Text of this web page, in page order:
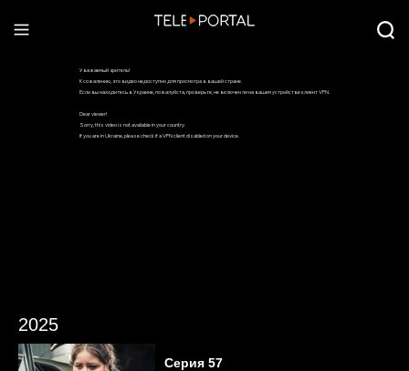
2025
Серия 57